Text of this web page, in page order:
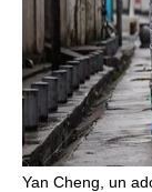
Yan Cheng, un